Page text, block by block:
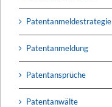
Patentanmeldestrategie
Patentanmeldung
Patentansprüche
Patentanwälte